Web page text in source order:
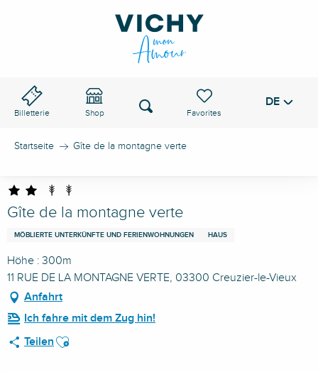
Billetterie Shop
Voir les favoris
Suche DE
Startseite Gîte de la montagne verte
Gîte de la montagne verte
MÖBLIERTE UNTERKÜNFTE UND FERIENWOHNUNGEN HAUS
Höhe : 300m
11 RUE DE LA MONTAGNE VERTE, 03300 Creuzier-le-Vieux
Anfahrt
Ich fahre mit dem Zug hin!
Teilen Ajouter aux favoris